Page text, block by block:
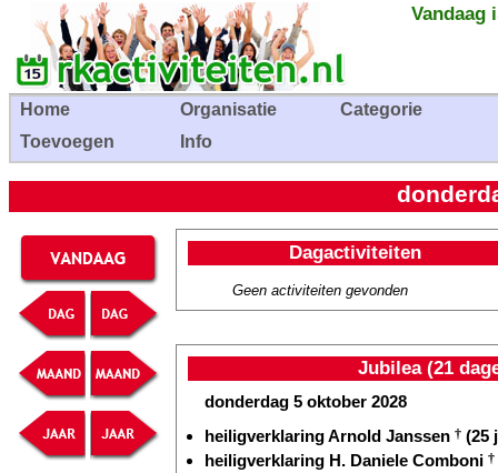
Vandaag
Home Organisatie
Categorie
Toevoegen
Info
Dagactiviteiten
Geen activiteiten gevonden
Jubilea (21
donderdag 5 oktober 2028
heiligverklaring Arnold Janssen † (25
heiligverklaring H. Daniele Comboni †